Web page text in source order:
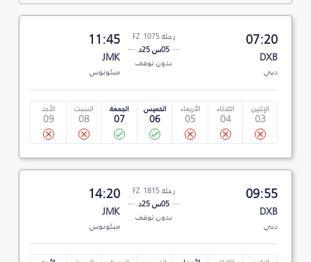
07:20
DXB
دبي
رحلة FZ 1075
05س 25د
بدون توقف
11:45
JMK
ميكونوس
الإثنين
03
الثلاثاء
04
الأربعاء
05
الخميس
06
الجمعة
07
السبت
08
الأحد
09
09:55
DXB
دبي
رحلة FZ 1815
05س 25د
بدون توقف
14:20
JMK
ميكونوس